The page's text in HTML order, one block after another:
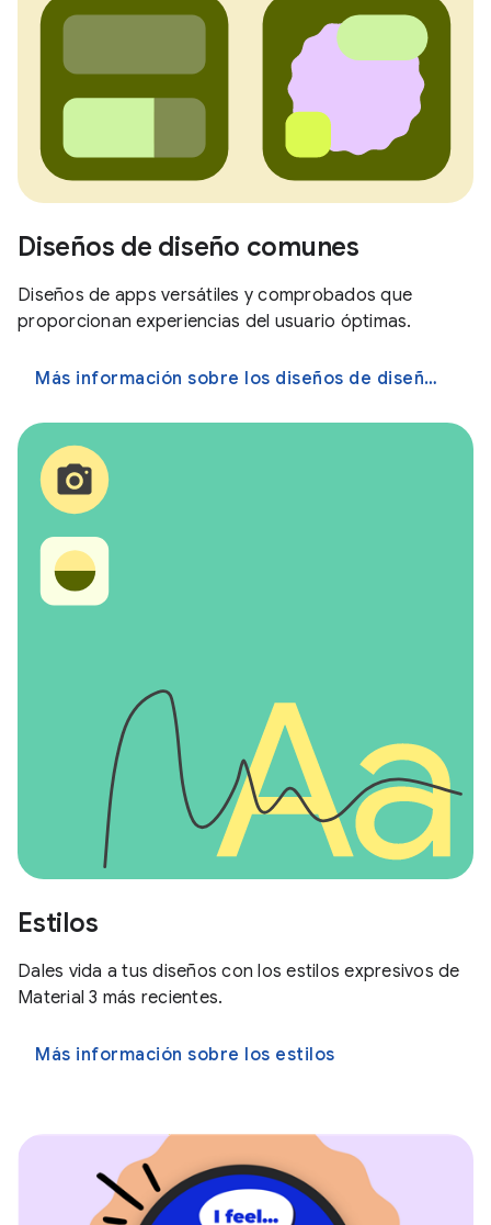
Diseños de diseño comunes
Diseños de apps versátiles y comprobados que
proporcionan experiencias del usuario óptimas.
Más información sobre los diseños de diseño comunes
Estilos
Dales vida a tus diseños con los estilos expresivos de
Material 3 más recientes.
Más información sobre los estilos